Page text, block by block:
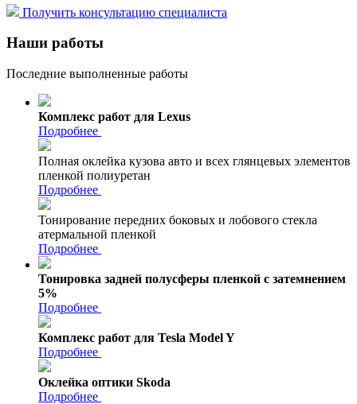
Получить консультацию специалиста
Наши работы
Последние выполненные работы
Комплекс работ для Lexus
Подробнее
Полная оклейка кузова авто и всех глянцевых элементов
пленкой полиуретан
Подробнее
Тонирование передних боковых и лобового стекла
атермальной пленкой
Подробнее
Тонировка задней полусферы пленкой с затемнением
5%
Подробнее
Комплекс работ для Tesla Model Y
Подробнее
Оклейка оптики Skoda
Подробнее